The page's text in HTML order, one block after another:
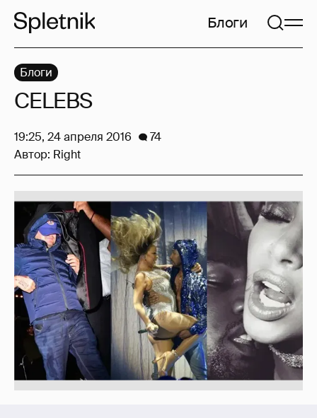
Блоги
Блоги
CELEBS
19:25, 24 апреля 2016
74
Автор: Right